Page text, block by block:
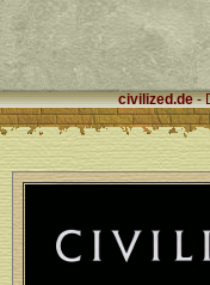
civilized.de-